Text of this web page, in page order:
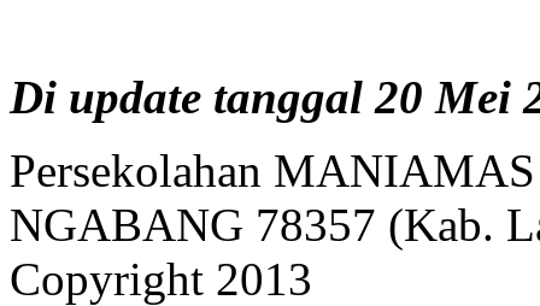
Di update tanggal 20 Mei
Persekolahan
NGABANG 78357 (Kab.
Copyright 2013